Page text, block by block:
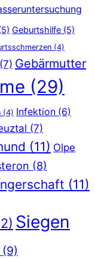
Geburtshilfe (5)
(4)
(7) Gebärmutter
(29)
(4) Infektion (6)
(7)
(11) Olpe
(8)
(11)
Siegen
(9)